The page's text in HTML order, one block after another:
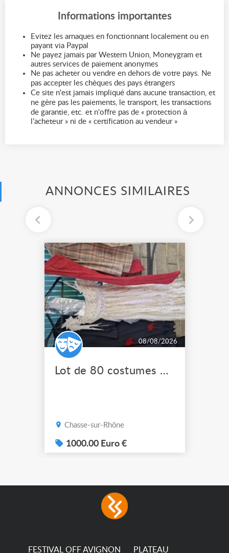
Informations importantes
Evitez les arnaques en fonctionnant localement ou en
payant via Paypal
Ne payez jamais par Western Union, Moneygram et
autres services de paiement anonymes
Ne pas acheter ou vendre en dehors de votre pays. Ne
pas accepter les chèques des pays étrangers
Ce site n'est jamais impliqué dans aucune transaction, et
ne gère pas les paiements, le transport, les transactions
de garantie, etc. et n'offre pas de « protection à
l’acheteur » ni de « certification au vendeur »
ANNONCES SIMILAIRES
08/08/2026
Lot de 80 costumes de scène pro
Chasse-sur-Rhône
1000.00 Euro €
FESTIVAL OFF AVIGNON PLATEAU